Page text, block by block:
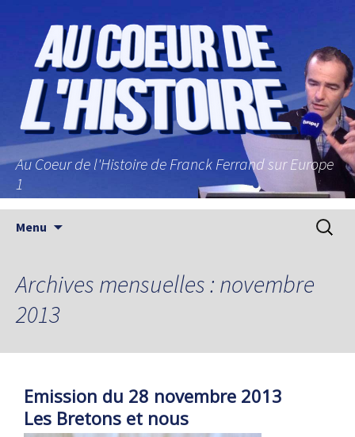
Au Coeur de l'Histoire de Franck Ferrand sur Europe
1
Menu
Archives mensuelles : novembre
2013
Emission du 28 novembre 2013
Les Bretons et nous